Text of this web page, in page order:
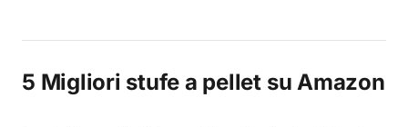
5 Migliori stufe a pellet su Amazon